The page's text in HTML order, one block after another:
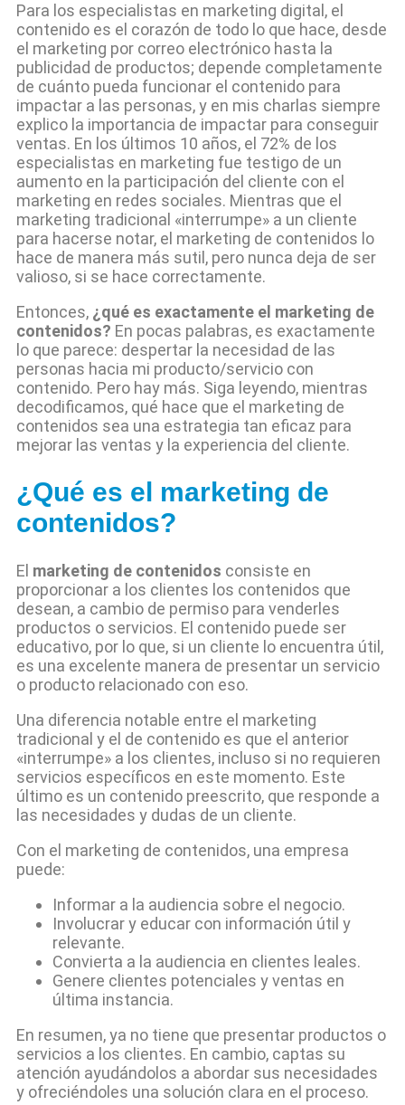
Para los especialistas en marketing digital, el
contenido es el corazón de todo lo que hace, desde
el marketing por correo electrónico hasta la
publicidad de productos; depende completamente
de cuánto pueda funcionar el contenido para
impactar a las personas, y en mis charlas siempre
explico la importancia de impactar para conseguir
ventas. En los últimos 10 años, el 72% de los
especialistas en marketing fue testigo de un
aumento en la participación del cliente con el
marketing en redes sociales. Mientras que el
marketing tradicional «interrumpe» a un cliente
para hacerse notar, el marketing de contenidos lo
hace de manera más sutil, pero nunca deja de ser
valioso, si se hace correctamente.
Entonces, ¿qué es exactamente el marketing de
contenidos? En pocas palabras, es exactamente
lo que parece: despertar la necesidad de las
personas hacia mi producto/servicio con
contenido. Pero hay más. Siga leyendo, mientras
decodificamos, qué hace que el marketing de
contenidos sea una estrategia tan eficaz para
mejorar las ventas y la experiencia del cliente.
¿Qué es el marketing de
contenidos?
El marketing de contenidos consiste en
proporcionar a los clientes los contenidos que
desean, a cambio de permiso para venderles
productos o servicios. El contenido puede ser
educativo, por lo que, si un cliente lo encuentra útil,
es una excelente manera de presentar un servicio
o producto relacionado con eso.
Una diferencia notable entre el marketing
tradicional y el de contenido es que el anterior
«interrumpe» a los clientes, incluso si no requieren
servicios específicos en este momento. Este
último es un contenido preescrito, que responde a
las necesidades y dudas de un cliente.
Con el marketing de contenidos, una empresa
puede:
Informar a la audiencia sobre el negocio.
Involucrar y educar con información útil y
relevante.
Convierta a la audiencia en clientes leales.
Genere clientes potenciales y ventas en
última instancia.
En resumen, ya no tiene que presentar productos o
servicios a los clientes. En cambio, captas su
atención ayudándolos a abordar sus necesidades
y ofreciéndoles una solución clara en el proceso.